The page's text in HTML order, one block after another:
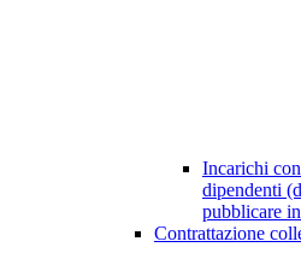
Incarichi
dipendenti
pubblicare
Contrattazione